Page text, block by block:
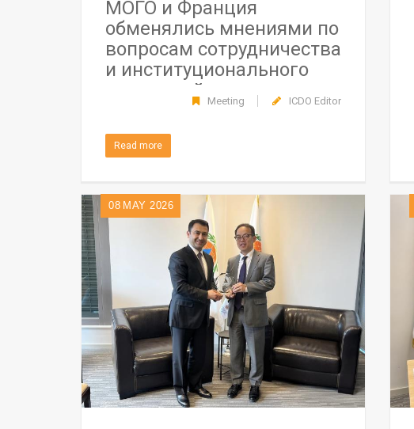
МОГО и Франция
обменялись мнениями по
вопросам сотрудничества
и институционального
взаимодействия
Meeting ICDO Editor
Read more
08 MAY 2026